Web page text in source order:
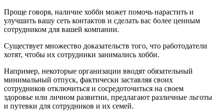
Проще говоря, наличие хобби может помочь нарастить и
улучшить вашу сеть контактов и сделать вас более ценным
сотрудником для вашей компании.
Существует множество доказательств того, что работодатели
хотят, чтобы их сотрудники занимались хобби.
Например, некоторые организации вводят обязательный
минимальный отпуск, фактически заставляя своих
сотрудников отключиться и сосредоточиться на своем
здоровье или личном развитии, предлагают различные льготы
и путевки для сотрудников и их семей.